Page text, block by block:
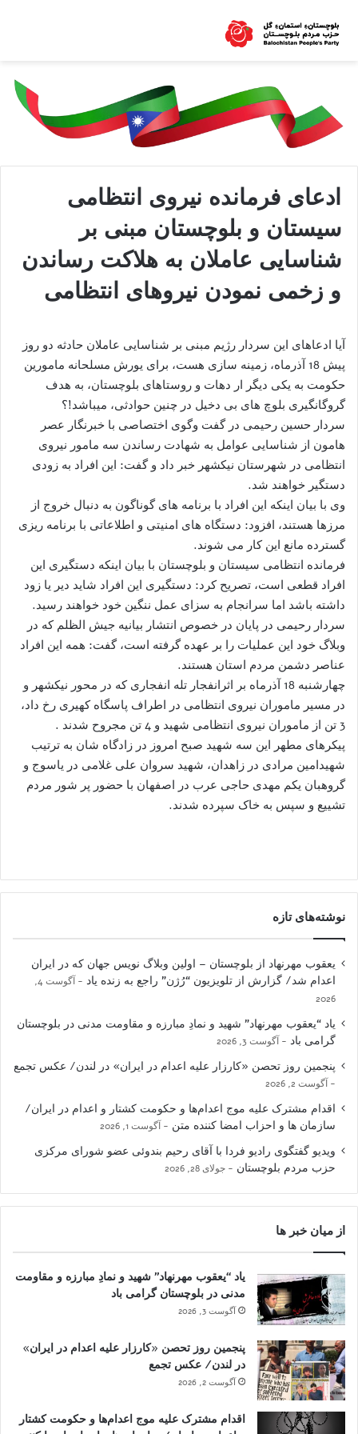
ادعای فرمانده نیروی انتظامی
سیستان و بلوچستان مبنی بر
شناسایی عاملان به هلاکت رساندن
و زخمی نمودن نیروهای انتظامی
آیا ادعاهای این سردار رژیم مبنی بر شناسایی عاملان حادثه دو روز
پیش 18 آذرماه، زمینه سازی هست، برای یورش مسلحانه مامورین
حکومت به یکی دیگر ار دهات و روستاهای بلوچستان، به هدف
گروگانگیری بلوچ های بی دخیل در چنین حوادثی، میباشد!؟
سردار حسین رحیمی در گفت وگوی اختصاصی با خبرنگار عصر
هامون از شناسایی عوامل به شهادت رساندن سه مامور نیروی
انتظامی در شهرستان نیکشهر خبر داد و گفت: این افراد به زودی
دستگیر خواهند شد.
وی با بیان اینکه این افراد با برنامه های گوناگون به دنبال خروج از
مرزها هستند، افزود: دستگاه های امنیتی و اطلاعاتی با برنامه ریزی
گسترده مانع این کار می شوند.
فرمانده انتظامی سیستان و بلوچستان با بیان اینکه دستگیری این
افراد قطعی است، تصریح کرد: دستگیری این افراد شاید دیر یا زود
داشته باشد اما سرانجام به سزای عمل ننگین خود خواهند رسید.
سردار رحیمی در پایان در خصوص انتشار بیانیه جیش الظلم که در
وبلاگ خود این عملیات را بر عهده گرفته است، گفت: همه این افراد
عناصر دشمن مردم استان هستند.
چهارشنبه 18 آذرماه بر اثرانفجار تله انفجاری که در محور نیکشهر و
در مسیر ماموران نیروی انتظامی در اطراف پاسگاه کهیری رخ داد،
3 تن از ماموران نیروی انتظامی شهید و 4 تن مجروح شدند .
پیکرهای مطهر این سه شهید صبح امروز در زادگاه شان به ترتیب
شهیدامین مرادی در زاهدان، شهید سروان علی غلامی در یاسوج و
گروهبان یکم مهدی حاجی عرب در اصفهان با حضور پر شور مردم
تشییع و سپس به خاک سپرده شدند.
نوشته‌های تازه
یعقوب مهرنهاد از بلوچستان – اولین وبلاگ نویس جهان که در ایران
اعدام شد/ گزارش از تلویزیون “رُژن” راجع به زنده یاد
آگوست 4,
2026
یاد “یعقوب مهرنهاد” شهید و نمادِ مبارزه و مقاومت مدنی در بلوچستان
گرامی باد
آگوست 3, 2026
پنجمین روز تحصن «کارزار علیه اعدام در ایران» در لندن/ عکس تجمع
آگوست 2, 2026
اقدام مشترک علیه موج اعدام‌ها و حکومت کشتار و اعدام در ایران/
سازمان ها و احزاب امضا کننده متن
آگوست 1, 2026
ویدیو گفتگوی رادیو فردا با آقای رحیم بندوئی عضو شورای مرکزی
حزب مردم بلوچستان
جولای 28, 2026
از میان خبر ها
یاد “یعقوب مهرنهاد” شهید و نمادِ مبارزه و مقاومت
مدنی در بلوچستان گرامی باد
آگوست 3, 2026
پنجمین روز تحصن «کارزار علیه اعدام در ایران»
در لندن/ عکس تجمع
آگوست 2, 2026
اقدام مشترک علیه موج اعدام‌ها و حکومت کشتار